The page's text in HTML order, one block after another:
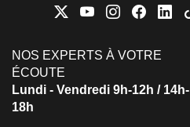
NOS EXPERTS À VOTRE
ÉCOUTE
Lundi - Vendredi 9h-12h / 14h-
18h